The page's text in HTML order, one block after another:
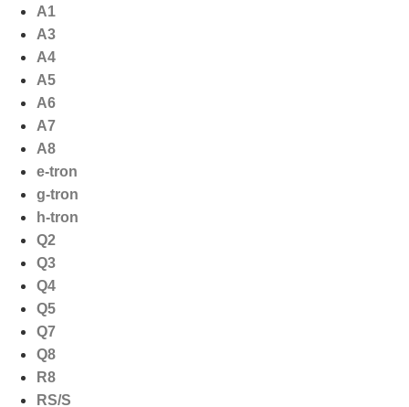
naar
inhoud
A1
A3
A4
A5
A6
A7
A8
e-tron
g-tron
h-tron
Q2
Q3
Q4
Q5
Q7
Q8
R8
RS/S